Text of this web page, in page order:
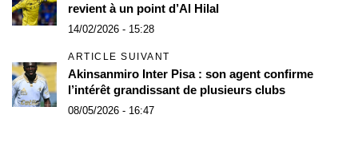
revient à un point d’Al Hilal
14/02/2026 - 15:28
ARTICLE SUIVANT
Akinsanmiro Inter Pisa : son agent confirme
l’intérêt grandissant de plusieurs clubs
08/05/2026 - 16:47